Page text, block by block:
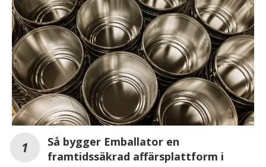
Så bygger Emballator en
framtidssäkrad affärsplattform i